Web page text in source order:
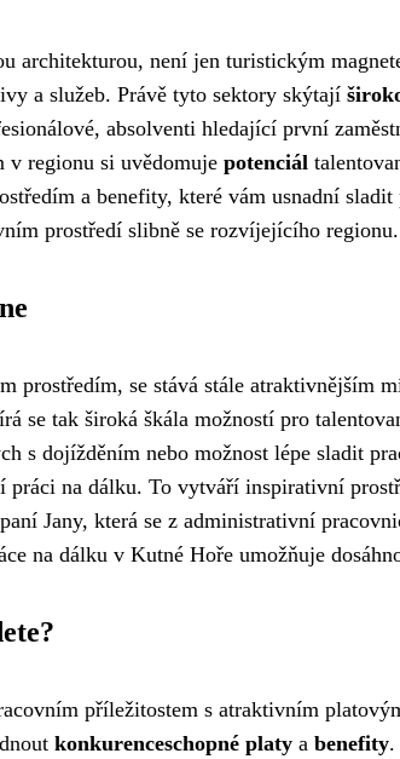
architekturou, není jen turistickým
a služeb. Právě tyto sektory skýtají
absolventi hledající první
v regionu si uvědomuje potenciál
a benefity, které vám usnadní
prostředí slibně se rozvíjejícího regionu.
prostředím, se stává stále atraktivnějším
se tak široká škála možností pro
s dojížděním nebo možnost lépe sladit
práci na dálku. To vytváří inspirativní
Jany, která se z administrativní
na dálku v Kutné Hoře umožňuje
příležitostem s atraktivním
konkurenceschopné platy a benefity.